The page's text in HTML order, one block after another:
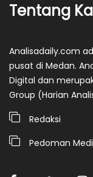
Tentang
Analisadaily.com
pusat di Medan.
Digital dan
Group (Harian
Redaksi
Pedoman